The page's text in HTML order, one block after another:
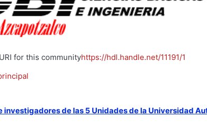
for this communityhttps://hdl.handle.net/11191/1
investigadores de las 5 Unidades de la Universidad